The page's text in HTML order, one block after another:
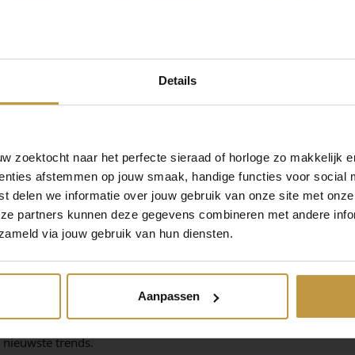
Details
zoektocht naar het perfecte sieraad of horloge zo makkelijk
afstemmen op jouw smaak, handige functies voor social
delen we informatie over jouw gebruik van onze site met
partners kunnen deze gegevens combineren met andere
via jouw gebruik van hun diensten.
Aanpassen
zijn collectie van prachtige gouden sieraden. Het merk
en tijdloos zijn. De sieraden van Jackie zijn perfect
Jackie's collectie van gouden sieraden is uitgebreid en
gouden armbanden en halskettingen, er is voor elk wat
het gemakkelijk is om een ​​compleet en stijlvolle look te
gericht op vrouwen die op zoek zijn naar kwalitatief
Sieraden zijn klassiek en passen bij elke stijl en
ketting voor een avondje uit, Jackie Sieraden heeft voor
trends.